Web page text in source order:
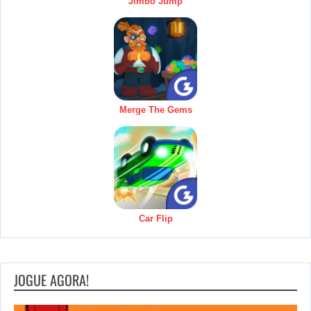
Merge The Gems
Car Flip
JOGUE AGORA!